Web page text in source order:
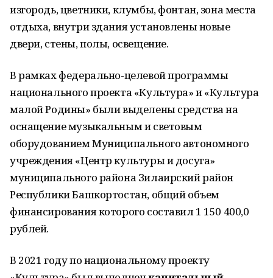
изгородь, цветники, клумбы, фонтан, зона места
отдыха, внутри здания установлены новые
двери, стены, полы, освещение.
В рамках федерально-целевой программы
национального проекта «Культура» и «Культура
малой Родины» были выделены средства на
оснащение музыкальным и световым
оборудованием Муниципального автономного
учреждения «Центр культуры и досуга»
муниципального района Зилаирский район
Республики Башкортостан, общий объем
финансирования которого составил 1 150 400,0
рублей.
В 2021 году по национальному проекту